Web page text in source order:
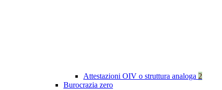
Attestazioni OIV o struttura analoga 2
Burocrazia zero